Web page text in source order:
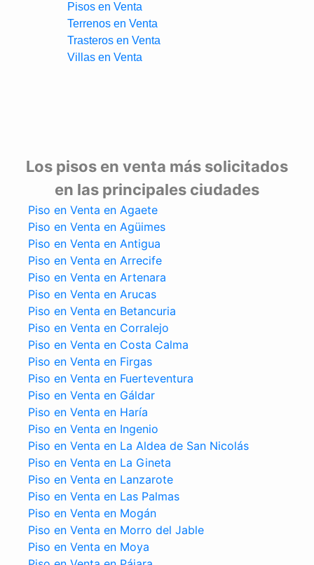
Pisos en Venta
Terrenos en Venta
Trasteros en Venta
Villas en Venta
Los pisos en venta más solicitados
en las principales ciudades
Piso en Venta en Agaete
Piso en Venta en Agüimes
Piso en Venta en Antigua
Piso en Venta en Arrecife
Piso en Venta en Artenara
Piso en Venta en Arucas
Piso en Venta en Betancuria
Piso en Venta en Corralejo
Piso en Venta en Costa Calma
Piso en Venta en Firgas
Piso en Venta en Fuerteventura
Piso en Venta en Gáldar
Piso en Venta en Haría
Piso en Venta en Ingenio
Piso en Venta en La Aldea de San Nicolás
Piso en Venta en La Gineta
Piso en Venta en Lanzarote
Piso en Venta en Las Palmas
Piso en Venta en Mogán
Piso en Venta en Morro del Jable
Piso en Venta en Moya